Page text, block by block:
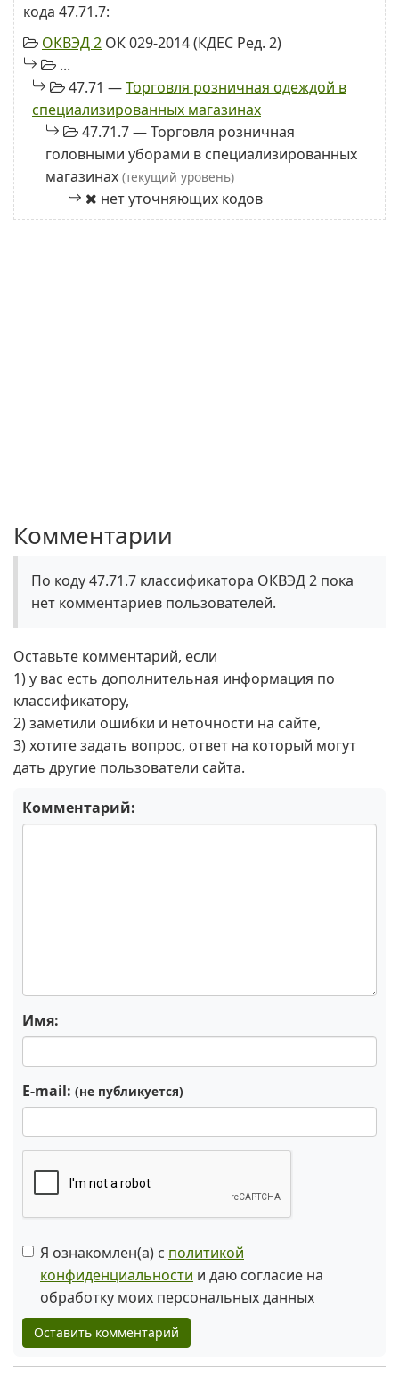
кода 47.71.7:
ОКВЭД 2 ОК 029-2014 (КДЕС Ред. 2)
...
47.71 —Торговля розничная одеждой в
специализированных магазинах
47.71.7 — Торговля розничная
головными уборами в специализированных
магазинах (текущий уровень)
нет уточняющих кодов
Комментарии
По коду 47.71.7 классификатора ОКВЭД 2 пока
нет комментариев пользователей.
Оставьте комментарий, если
1) у вас есть дополнительная информация по
классификатору,
2) заметили ошибки и неточности на сайте,
3) хотите задать вопрос, ответ на который могут
дать другие пользователи сайта.
Комментарий:
Имя:
E-mail: (не публикуется)
Я ознакомлен(а) с политикой
конфиденциальности и даю согласие на
обработку моих персональных данных
Оставить комментарий